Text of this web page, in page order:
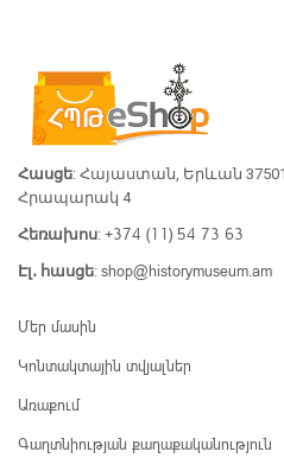
Հասցե: Հայաստան, Երևան
Հրապարակ 4
Հեռախոս: +374 (11) 54 73 63
Էլ․ հասցե: shop@historymuseum.am
Մեր մասին
Կոնտակտային տվյալներ
Առաքում
Գաղտնիության քաղաքականություն